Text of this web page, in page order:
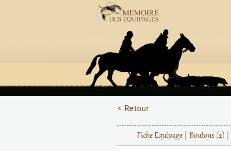
< Retour
Fiche Equipage Boutons (2)